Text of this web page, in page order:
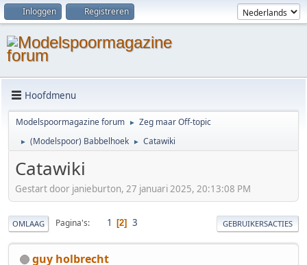
Inloggen Registreren
Hoofdmenu
Modelspoormagazine forum ► Zeg maar Off-topic
► (Modelspoor) Babbelhoek ► Catawiki
Catawiki
Gestart door janieburton, 27 januari 2025, 20:13:08 PM
OMLAAG Pagina's 1 2 3 GEBRUIKERSACTIES
guy holbrecht